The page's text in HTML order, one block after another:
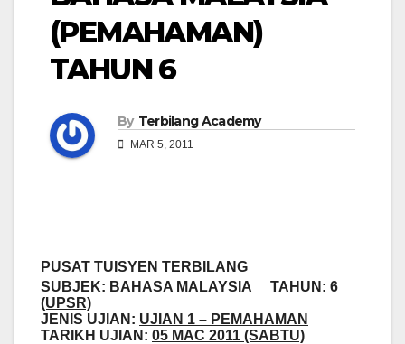
(PEMAHAMAN)
TAHUN 6
By Terbilang Academy
MAR 5, 2011
PUSAT TUISYEN TERBILANG
SUBJEK: BAHASA MALAYSIA TAHUN: 6
(UPSR)
JENIS UJIAN: UJIAN 1 – PEMAHAMAN
TARIKH UJIAN: 05 MAC 2011 (SABTU)